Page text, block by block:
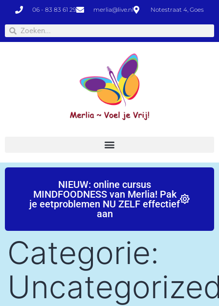
06 - 83 83 61 29 merlia@live.nl Notestraat 4, Goes
NIEUW: online cursus
MINDFOODNESS van Merlia! Pak
je eetproblemen NU ZELF effectief
aan
Categorie: